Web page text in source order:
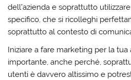
dell’azienda e soprattutto
specifico, che si ricolleghi
soprattutto al contesto di
Iniziare a fare marketing per la
importante, anche perché,
utenti è davvero altissimo e